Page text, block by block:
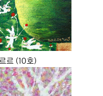
르 (10호)